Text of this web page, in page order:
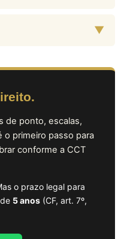
▼
de ponto, escalas,
primeiro passo para
conforme a CCT
o prazo legal para
5 anos (CF, art. 7º,